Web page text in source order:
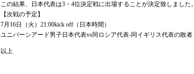
この結果、日本代表は3・4位決定戦に出場することが決定致しました。
【次戦の予定】
7月16日（火）21:00kick off（日本時間）
ユニバーシアード男子日本代表vs同ロシア代表-同イギリス代表の敗者
以上